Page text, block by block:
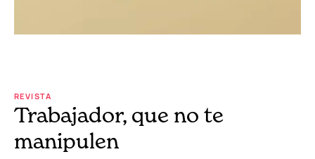
REVISTA
Trabajador, que no te
manipulen